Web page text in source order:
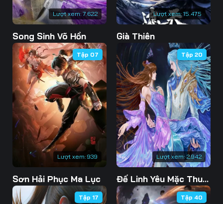
Lượt xem: 7.622
Song Sinh Võ Hồn
Lượt xem: 15.475
Già Thiên
Lượt xem: 939
Tập 07
Sơn Hải Phục Ma Lục
Lượt xem:2.942
Tập 20
Đế Linh Yêu Mặc Thuỷ Linh Lung
Tập 17 Tập 40